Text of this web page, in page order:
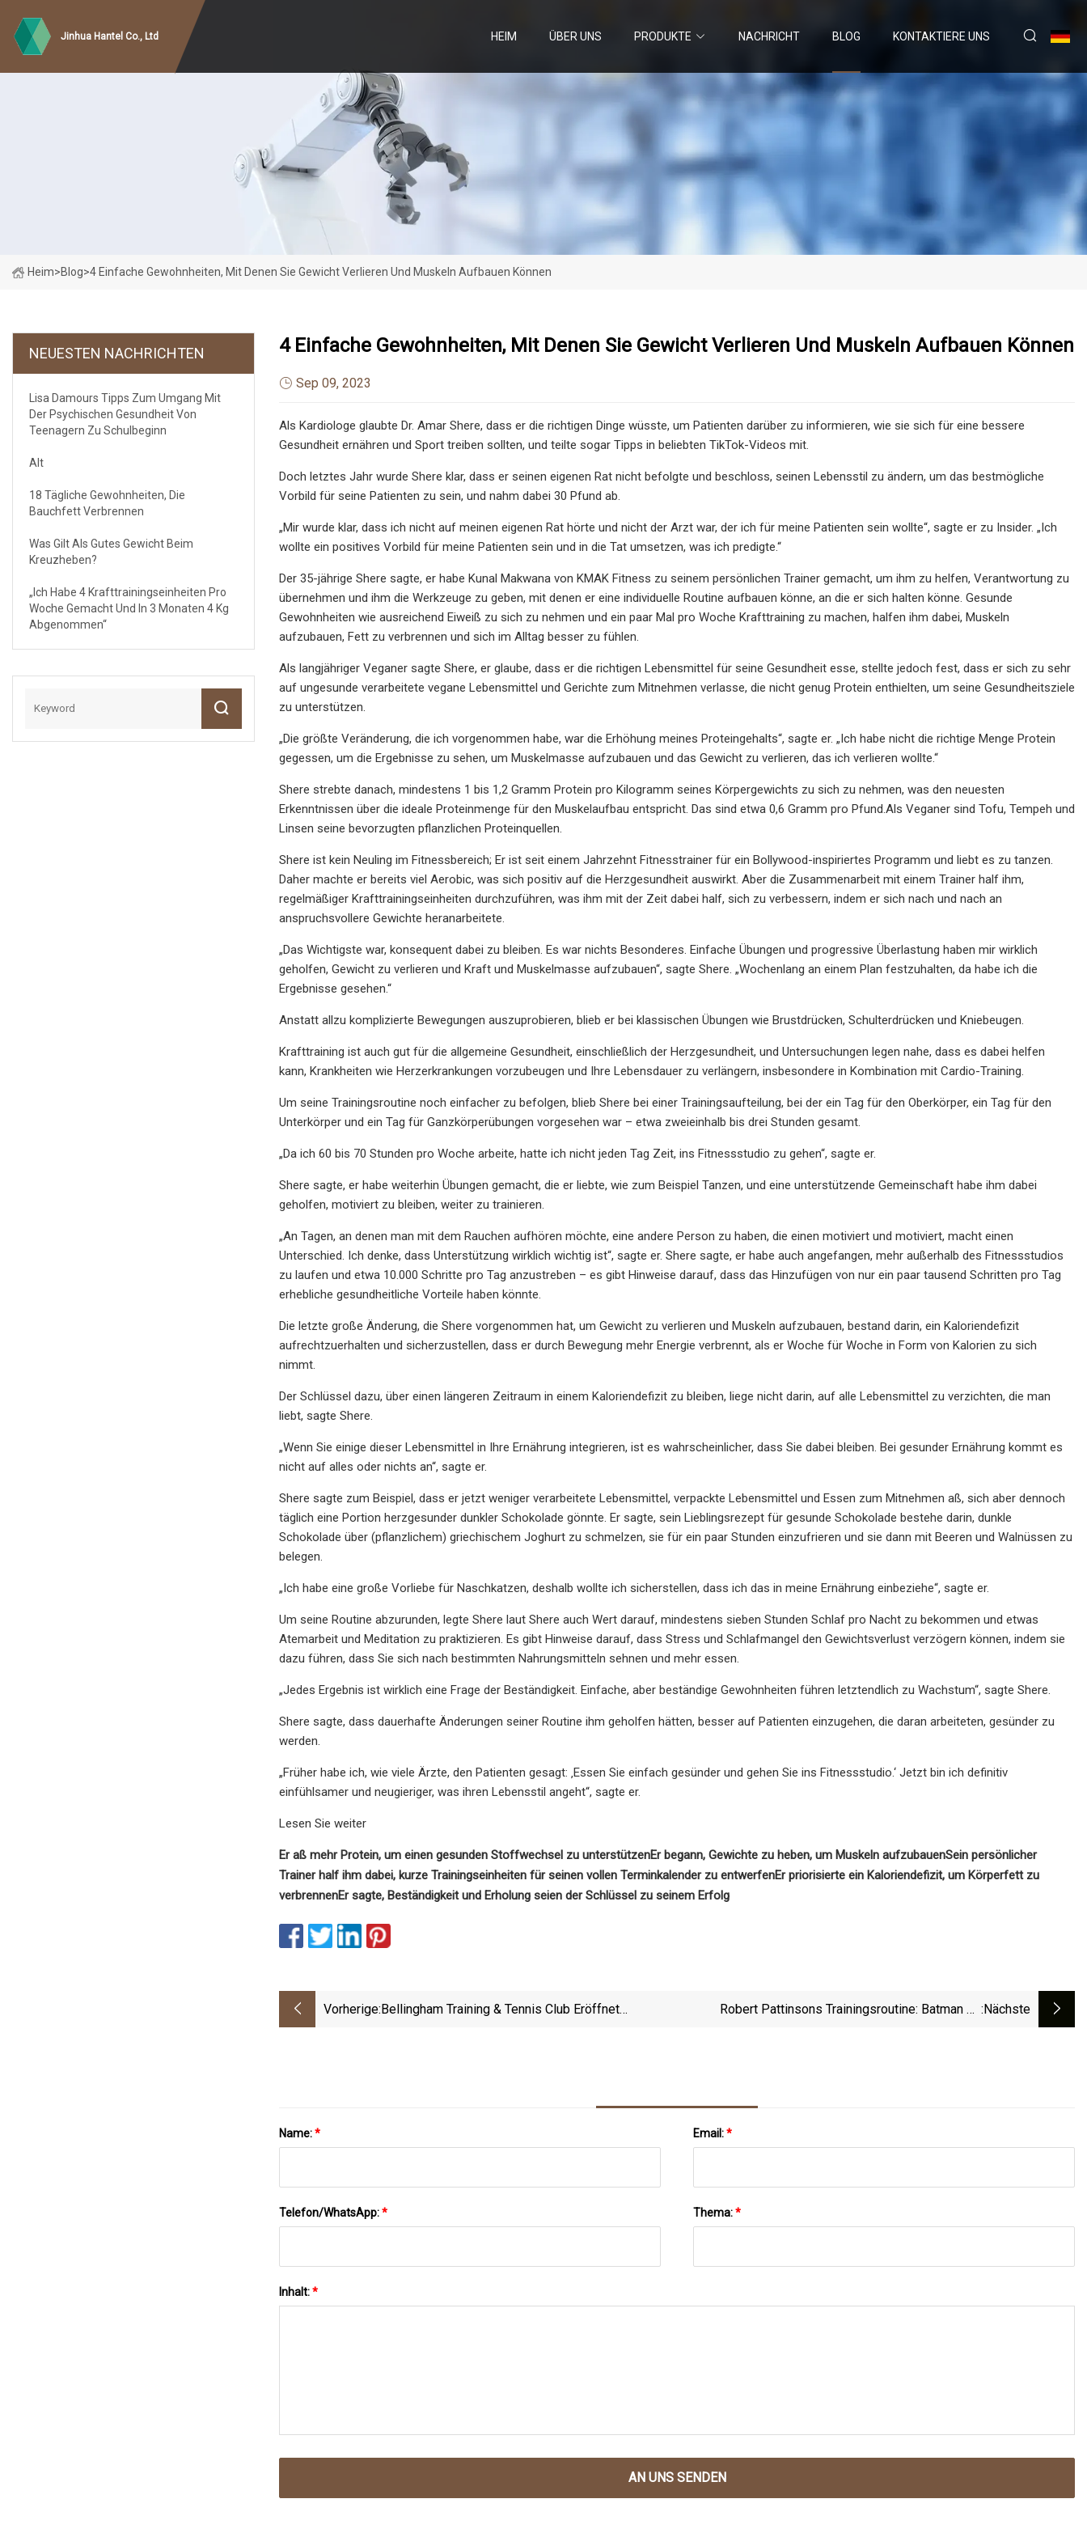
Jinhua Hantel Co., Ltd HEIM ÜBER UNS PRODUKTE NACHRICHT BLOG KONTAKTIERE UNS
Heim>Blog>4 Einfache Gewohnheiten, Mit Denen Sie Gewicht Verlieren Und Muskeln Aufbauen Können
NEUESTEN NACHRICHTEN
Lisa Damours Tipps Zum Umgang Mit
Der Psychischen Gesundheit Von
Teenagern Zu Schulbeginn
Alt
18 Tägliche Gewohnheiten, Die
Bauchfett Verbrennen
Was Gilt Als Gutes Gewicht Beim
Kreuzheben?
„Ich Habe 4 Krafttrainingseinheiten Pro
Woche Gemacht Und In 3 Monaten 4 Kg
Abgenommen“
4 Einfache Gewohnheiten, Mit Denen Sie Gewicht Verlieren Und Muskeln Aufbauen Können
Sep 09, 2023
Als Kardiologe glaubte Dr. Amar Shere, dass er die richtigen Dinge wüsste, um Patienten darüber zu informieren, wie sie sich für eine bessere
Gesundheit ernähren und Sport treiben sollten, und teilte sogar Tipps in beliebten TikTok-Videos mit.
Doch letztes Jahr wurde Shere klar, dass er seinen eigenen Rat nicht befolgte und beschloss, seinen Lebensstil zu ändern, um das bestmögliche
Vorbild für seine Patienten zu sein, und nahm dabei 30 Pfund ab.
„Mir wurde klar, dass ich nicht auf meinen eigenen Rat hörte und nicht der Arzt war, der ich für meine Patienten sein wollte“, sagte er zu Insider. „Ich
wollte ein positives Vorbild für meine Patienten sein und in die Tat umsetzen, was ich predigte.“
Der 35-jährige Shere sagte, er habe Kunal Makwana von KMAK Fitness zu seinem persönlichen Trainer gemacht, um ihm zu helfen, Verantwortung zu
übernehmen und ihm die Werkzeuge zu geben, mit denen er eine individuelle Routine aufbauen könne, an die er sich halten könne. Gesunde
Gewohnheiten wie ausreichend Eiweiß zu sich zu nehmen und ein paar Mal pro Woche Krafttraining zu machen, halfen ihm dabei, Muskeln
aufzubauen, Fett zu verbrennen und sich im Alltag besser zu fühlen.
Als langjähriger Veganer sagte Shere, er glaube, dass er die richtigen Lebensmittel für seine Gesundheit esse, stellte jedoch fest, dass er sich zu sehr
auf ungesunde verarbeitete vegane Lebensmittel und Gerichte zum Mitnehmen verlasse, die nicht genug Protein enthielten, um seine Gesundheitsziele
zu unterstützen.
„Die größte Veränderung, die ich vorgenommen habe, war die Erhöhung meines Proteingehalts“, sagte er. „Ich habe nicht die richtige Menge Protein
gegessen, um die Ergebnisse zu sehen, um Muskelmasse aufzubauen und das Gewicht zu verlieren, das ich verlieren wollte.“
Shere strebte danach, mindestens 1 bis 1,2 Gramm Protein pro Kilogramm seines Körpergewichts zu sich zu nehmen, was den neuesten
Erkenntnissen über die ideale Proteinmenge für den Muskelaufbau entspricht. Das sind etwa 0,6 Gramm pro Pfund.Als Veganer sind Tofu, Tempeh und
Linsen seine bevorzugten pflanzlichen Proteinquellen.
Shere ist kein Neuling im Fitnessbereich; Er ist seit einem Jahrzehnt Fitnesstrainer für ein Bollywood-inspiriertes Programm und liebt es zu tanzen.
Daher machte er bereits viel Aerobic, was sich positiv auf die Herzgesundheit auswirkt. Aber die Zusammenarbeit mit einem Trainer half ihm,
regelmäßiger Krafttrainingseinheiten durchzuführen, was ihm mit der Zeit dabei half, sich zu verbessern, indem er sich nach und nach an
anspruchsvollere Gewichte heranarbeitete.
„Das Wichtigste war, konsequent dabei zu bleiben. Es war nichts Besonderes. Einfache Übungen und progressive Überlastung haben mir wirklich
geholfen, Gewicht zu verlieren und Kraft und Muskelmasse aufzubauen“, sagte Shere. „Wochenlang an einem Plan festzuhalten, da habe ich die
Ergebnisse gesehen.“
Anstatt allzu komplizierte Bewegungen auszuprobieren, blieb er bei klassischen Übungen wie Brustdrücken, Schulterdrücken und Kniebeugen.
Krafttraining ist auch gut für die allgemeine Gesundheit, einschließlich der Herzgesundheit, und Untersuchungen legen nahe, dass es dabei helfen
kann, Krankheiten wie Herzerkrankungen vorzubeugen und Ihre Lebensdauer zu verlängern, insbesondere in Kombination mit Cardio-Training.
Um seine Trainingsroutine noch einfacher zu befolgen, blieb Shere bei einer Trainingsaufteilung, bei der ein Tag für den Oberkörper, ein Tag für den
Unterkörper und ein Tag für Ganzkörperübungen vorgesehen war – etwa zweieinhalb bis drei Stunden gesamt.
„Da ich 60 bis 70 Stunden pro Woche arbeite, hatte ich nicht jeden Tag Zeit, ins Fitnessstudio zu gehen“, sagte er.
Shere sagte, er habe weiterhin Übungen gemacht, die er liebte, wie zum Beispiel Tanzen, und eine unterstützende Gemeinschaft habe ihm dabei
geholfen, motiviert zu bleiben, weiter zu trainieren.
„An Tagen, an denen man mit dem Rauchen aufhören möchte, eine andere Person zu haben, die einen motiviert und motiviert, macht einen
Unterschied. Ich denke, dass Unterstützung wirklich wichtig ist“, sagte er. Shere sagte, er habe auch angefangen, mehr außerhalb des Fitnessstudios
zu laufen und etwa 10.000 Schritte pro Tag anzustreben – es gibt Hinweise darauf, dass das Hinzufügen von nur ein paar tausend Schritten pro Tag
erhebliche gesundheitliche Vorteile haben könnte.
Die letzte große Änderung, die Shere vorgenommen hat, um Gewicht zu verlieren und Muskeln aufzubauen, bestand darin, ein Kaloriendefizit
aufrechtzuerhalten und sicherzustellen, dass er durch Bewegung mehr Energie verbrennt, als er Woche für Woche in Form von Kalorien zu sich
nimmt.
Der Schlüssel dazu, über einen längeren Zeitraum in einem Kaloriendefizit zu bleiben, liege nicht darin, auf alle Lebensmittel zu verzichten, die man
liebt, sagte Shere.
„Wenn Sie einige dieser Lebensmittel in Ihre Ernährung integrieren, ist es wahrscheinlicher, dass Sie dabei bleiben. Bei gesunder Ernährung kommt es
nicht auf alles oder nichts an“, sagte er.
Shere sagte zum Beispiel, dass er jetzt weniger verarbeitete Lebensmittel, verpackte Lebensmittel und Essen zum Mitnehmen aß, sich aber dennoch
täglich eine Portion herzgesunder dunkler Schokolade gönnte. Er sagte, sein Lieblingsrezept für gesunde Schokolade bestehe darin, dunkle
Schokolade über (pflanzlichem) griechischem Joghurt zu schmelzen, sie für ein paar Stunden einzufrieren und sie dann mit Beeren und Walnüssen zu
belegen.
„Ich habe eine große Vorliebe für Naschkatzen, deshalb wollte ich sicherstellen, dass ich das in meine Ernährung einbeziehe“, sagte er.
Um seine Routine abzurunden, legte Shere laut Shere auch Wert darauf, mindestens sieben Stunden Schlaf pro Nacht zu bekommen und etwas
Atemarbeit und Meditation zu praktizieren. Es gibt Hinweise darauf, dass Stress und Schlafmangel den Gewichtsverlust verzögern können, indem sie
dazu führen, dass Sie sich nach bestimmten Nahrungsmitteln sehnen und mehr essen.
„Jedes Ergebnis ist wirklich eine Frage der Beständigkeit. Einfache, aber beständige Gewohnheiten führen letztendlich zu Wachstum“, sagte Shere.
Shere sagte, dass dauerhafte Änderungen seiner Routine ihm geholfen hätten, besser auf Patienten einzugehen, die daran arbeiteten, gesünder zu
werden.
„Früher habe ich, wie viele Ärzte, den Patienten gesagt: ‚Essen Sie einfach gesünder und gehen Sie ins Fitnessstudio.‘ Jetzt bin ich definitiv
einfühlsamer und neugieriger, was ihren Lebensstil angeht“, sagte er.
Lesen Sie weiter
Er aß mehr Protein, um einen gesunden Stoffwechsel zu unterstützenEr begann, Gewichte zu heben, um Muskeln aufzubauenSein persönlicher
Trainer half ihm dabei, kurze Trainingseinheiten für seinen vollen Terminkalender zu entwerfenEr priorisierte ein Kaloriendefizit, um Körperfett zu
verbrennenEr sagte, Beständigkeit und Erholung seien der Schlüssel zu seinem Erfolg
Vorherige:Bellingham Training & Tennis Club Eröffnet
Robert Pattinsons Trainingsroutine: Batman Zu :nächste
Name:* Email:*
Telefon/WhatsApp:* Thema:*
Inhalt:*
AN UNS SENDEN